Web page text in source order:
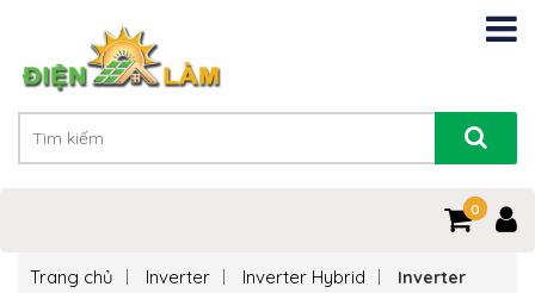
0
0
Trang chủ Inverter Inverter Hybrid
Inverter